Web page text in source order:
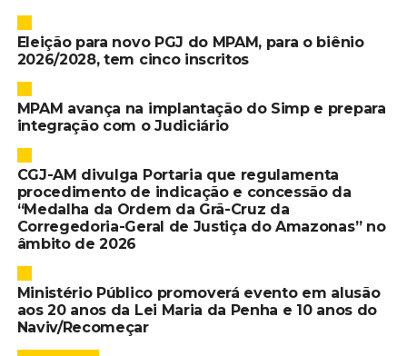
Eleição para novo PGJ do MPAM, para o biênio
2026/2028, tem cinco inscritos
MPAM avança na implantação do Simp e prepara
integração com o Judiciário
CGJ-AM divulga Portaria que regulamenta
procedimento de indicação e concessão da
“Medalha da Ordem da Grã-Cruz da
Corregedoria-Geral de Justiça do Amazonas” no
âmbito de 2026
Ministério Público promoverá evento em alusão
aos 20 anos da Lei Maria da Penha e 10 anos do
Naviv/Recomeçar